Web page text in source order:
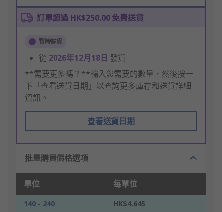
訂單超過 HK$250.00 免費送貨
暫時缺貨
從 2026年12月18日 發貨
**需要更多嗎？**輸入您需要的數量，然後按一
下「查看送貨日期」以查詢更多庫存和送貨詳細
資訊。
查看送貨日期
批量購買價格選項
單位 每單位
140 - 240
HK$4.645